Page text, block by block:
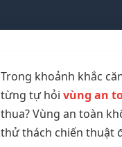
Trong khoảnh khắc
từng tự hỏi vùng an
thua? Vùng an toàn
thử thách chiến thuật